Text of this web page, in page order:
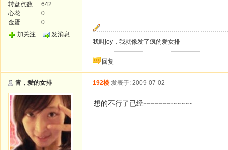
转盘点数
642
心花
0
金蛋
0
加关注
发消息
我叫joy，我就像发了疯的爱女排
回复
青，爱的女排 192楼 发表于: 2009-07-02
想的不行了已经~~~~~~~~~~~~